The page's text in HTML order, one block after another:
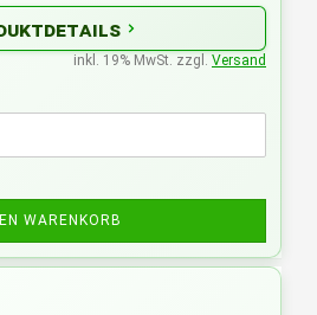
inkl. 19% MwSt. zzgl. Versand
WARENKORB